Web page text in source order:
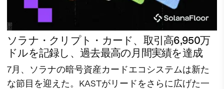
ソラナ・クリプト・カード、取引高6,950万
ドルを記録し、過去最高の月間実績を達成
7月、ソラナの暗号資産カードエコシステムは新た
な節目を迎えた。KASTがリードをさらに広げた一